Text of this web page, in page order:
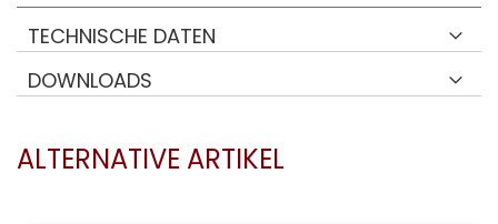
TECHNISCHE DATEN
DOWNLOADS
ALTERNATIVE ARTIKEL